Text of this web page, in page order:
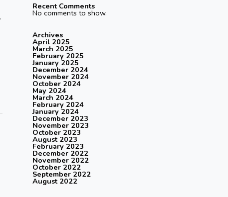
Recent Comments
No comments to show.
Archives
April 2025
March 2025
February 2025
January 2025
December 2024
November 2024
October 2024
May 2024
March 2024
February 2024
January 2024
December 2023
November 2023
October 2023
August 2023
February 2023
December 2022
November 2022
October 2022
September 2022
August 2022